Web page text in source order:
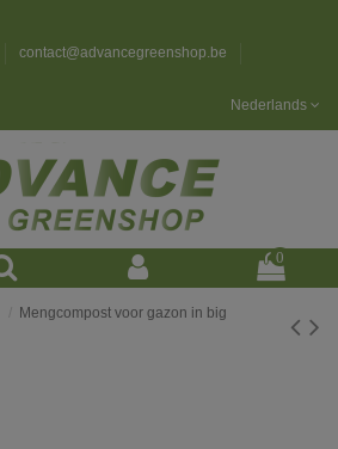
contact@advancegreenshop.be
Nederlands
0
Mengcompost voor gazon in big